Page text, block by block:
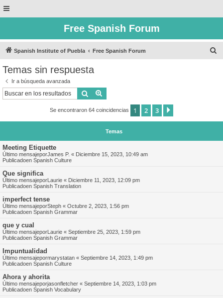
Free Spanish Forum
Spanish Institute of Puebla Free Spanish Forum
Temas sin respuesta
Ir a búsqueda avanzada
Buscar
Se encontraron 64 coincidencias 1 2 3
Temas
Meeting Etiquette
Último mensajeporJames P. « Diciembre 15, 2023, 10:49 am
Publicadoen Spanish Culture
Que significa
Último mensajeporLaurie « Diciembre 11, 2023, 12:09 pm
Publicadoen Spanish Translation
imperfect tense
Último mensajeporSteph « Octubre 2, 2023, 1:56 pm
Publicadoen Spanish Grammar
que y cual
Último mensajeporLaurie « Septiembre 25, 2023, 1:59 pm
Publicadoen Spanish Grammar
Impuntualidad
Último mensajepormarystatan « Septiembre 14, 2023, 1:49 pm
Publicadoen Spanish Culture
Ahora y ahorita
Último mensajeporjasonfletcher « Septiembre 14, 2023, 1:03 pm
Publicadoen Spanish Vocabulary